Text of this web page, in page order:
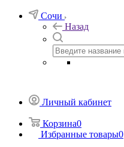
Сочи
Назад
Личный кабинет
Корзина0
Избранные товары0